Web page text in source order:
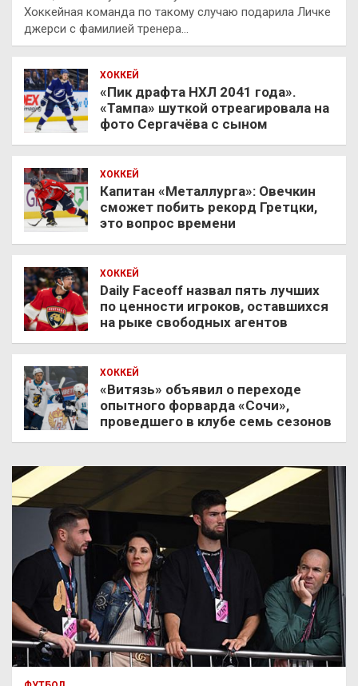
Хоккейная команда по такому случаю подарила Личке
джерси с фамилией тренера…
ХОККЕЙ
«Пик драфта НХЛ 2041 года».
«Тампа» шуткой отреагировала на
фото Сергачёва с сыном
ХОККЕЙ
Капитан «Металлурга»: Овечкин
сможет побить рекорд Гретцки,
это вопрос времени
ХОККЕЙ
Daily Faceoff назвал пять лучших
по ценности игроков, оставшихся
на рыке свободных агентов
ХОККЕЙ
«Витязь» объявил о переходе
опытного форварда «Сочи»,
проведшего в клубе семь сезонов